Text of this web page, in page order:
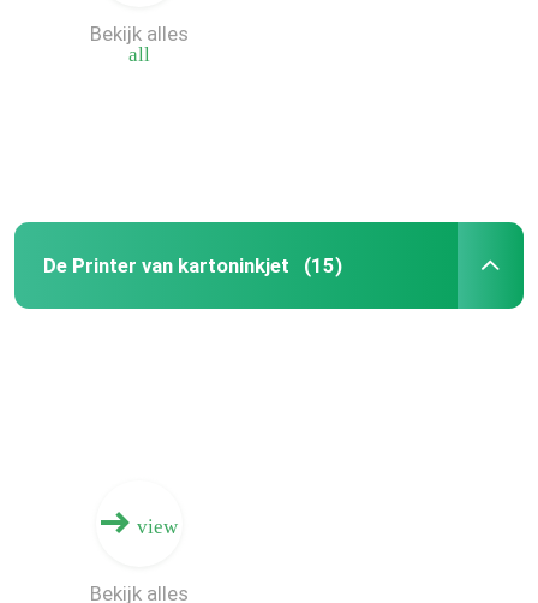
Verzoek om een Citaat
Golf Digitale Drukmachine
all
Bekijk alles
De Printer van kartoninkjet (15)
view
Bekijk alles